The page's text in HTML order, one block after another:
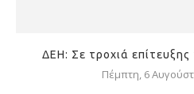
ΔΕΗ: Σε τροχιά
Πέμπτη, 6